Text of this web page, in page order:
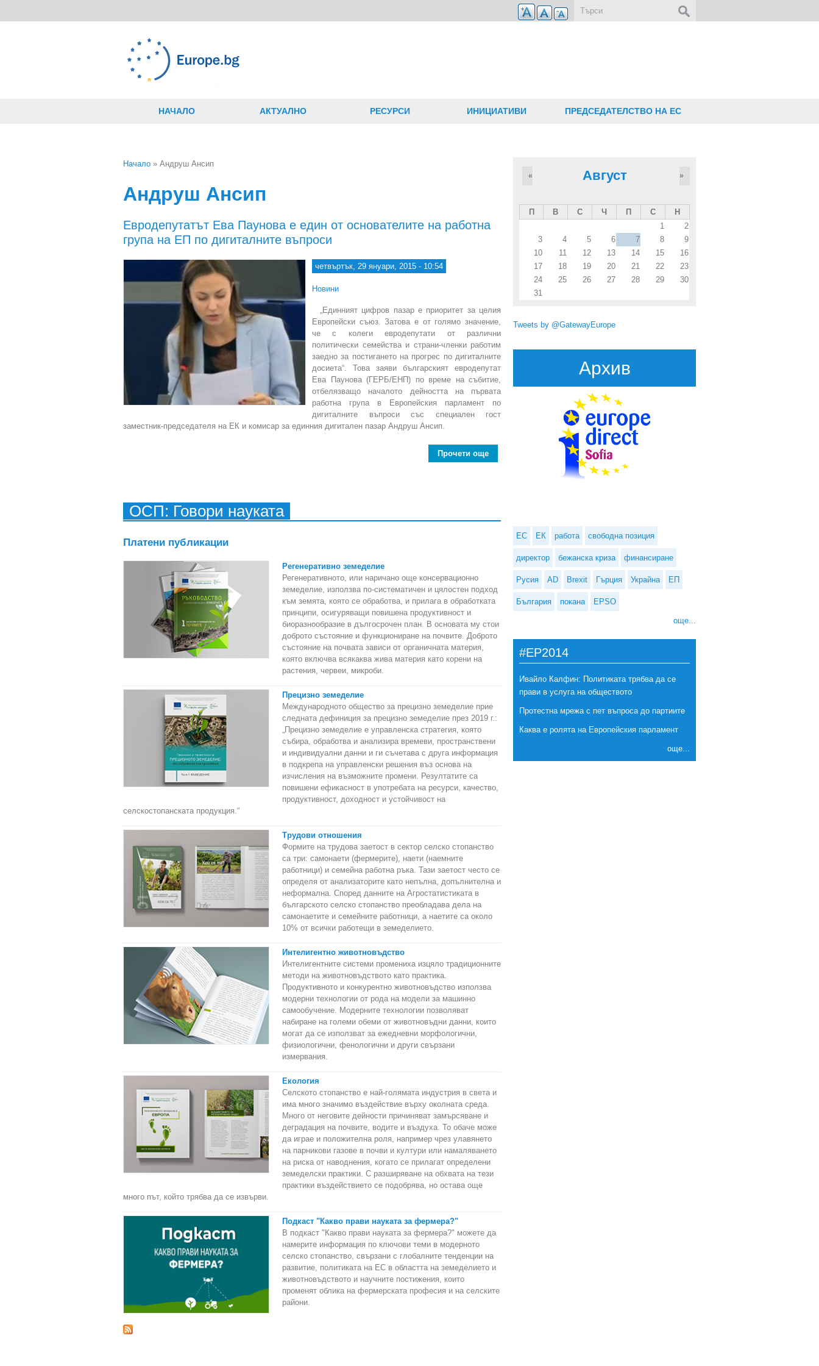
НАЧАЛО АКТУАЛНО РЕСУРСИ ИНИЦИАТИВИ ПРЕДСЕДАТЕЛСТВО НА ЕС
Начало » Андруш Ансип
Андруш Ансип
Евродепутатът Ева Паунова е един от основателите на работна
група на ЕП по дигиталните въпроси
четвъртък, 29 януари, 2015 - 10:54
Новини
„Единният цифров пазар е приоритет за целия
Европейски съюз. Затова е от голямо значение,
че с колеги евродепутати от различни
политически семейства и страни-членки работим
заедно за постигането на прогрес по дигиталните
досиета“. Това заяви българският евродепутат
Ева Паунова (ГЕРБ/ЕНП) по време на събитие,
отбелязващо началото дейността на първата
работна група в Европейския парламент по
дигиталните въпроси със специален гост
заместник-председателя на ЕК и комисар за единния дигитален пазар Андруш Ансип.
Прочети още
about Евродепутатът Ева Паунова е един от основателите на работна група на ЕП
ОСП: Говори науката
Платени публикации
Регенеративно земеделие
Регенеративното, или наричано още консервационно
земеделие, използва по-систематичен и цялостен подход
към земята, която се обработва, и прилага в обработката
принципи, осигуряващи повишена продуктивност и
биоразнообразие в дългосрочен план. В основата му стои
доброто състояние и функциониране на почвите. Доброто
състояние на почвата зависи от органичната материя,
която включва всякаква жива материя като корени на
растения, червеи, микроби.
Прецизно земеделие
Международното общество за прецизно земеделие прие
следната дефиниция за прецизно земеделие през 2019 г.:
„Прецизно земеделие е управленска стратегия, която
събира, обработва и анализира времеви, пространствени
и индивидуални данни и ги съчетава с друга информация
в подкрепа на управленски решения въз основа на
изчисления на възможните промени. Резултатите са
повишени ефикасност в употребата на ресурси, качество,
продуктивност, доходност и устойчивост на
селскостопанската продукция.“
Трудови отношения
Формите на трудова заетост в сектор селско стопанство
са три: самонаети (фермерите), наети (наемните
работници) и семейна работна ръка. Тази заетост често се
определя от анализаторите като непълна, допълнителна и
неформална. Според данните на Агростатистиката в
българското селско стопанство преобладава дела на
самонаетите и семейните работници, а наетите са около
10% от всички работещи в земеделието.
Интелигентно животновъдство
Интелигентните системи промениха изцяло традиционните
методи на животновъдството като практика.
Продуктивното и конкурентно животновъдство използва
модерни технологии от рода на модели за машинно
самообучение. Модерните технологии позволяват
набиране на големи обеми от животновъдни данни, които
могат да се използват за ежедневни морфологични,
физиологични, фенологични и други свързани
измервания.
Екология
Селското стопанство е най-голямата индустрия в света и
има много значимо въздействие върху околната среда.
Много от неговите дейности причиняват замърсяване и
деградация на почвите, водите и въздуха. То обаче може
да играе и положителна роля, например чрез улавянето
на парникови газове в почви и култури или намаляването
на риска от наводнения, когато се прилагат определени
земеделски практики. С разширяване на обхвата на тези
практики въздействието се подобрява, но остава още
много път, който трябва да се извърви.
Подкаст "Какво прави науката за фермера?"
В подкаст "Какво прави науката за фермера?" можете да
намерите информация по ключови теми в модерното
селско стопанство, свързани с глобалните тенденции на
развитие, политиката на ЕС в областта на земеделието и
животновъдството и научните постижения, които
променят облика на фермерската професия и на селските
райони.
Август
« »
П В С Ч П С
Н
1
2
3
4 5 6 7 8
9
10
11 12 13 14 15
16
17
18 19 20 21 22
23
24
25 26 27 28 29
30
31
Tweets by @GatewayEurope
Архив
ЕС ЕК работа свободна позиция
директор бежанска криза финансиране
Русия AD Brexit Гърция Украйна ЕП
България покана EPSO
още...
#EP2014
Ивайло Калфин: Политиката трябва да се
прави в услуга на обществото
Протестна мрежа с пет въпроса до партиите
Каква е ролята на Европейския парламент
още...